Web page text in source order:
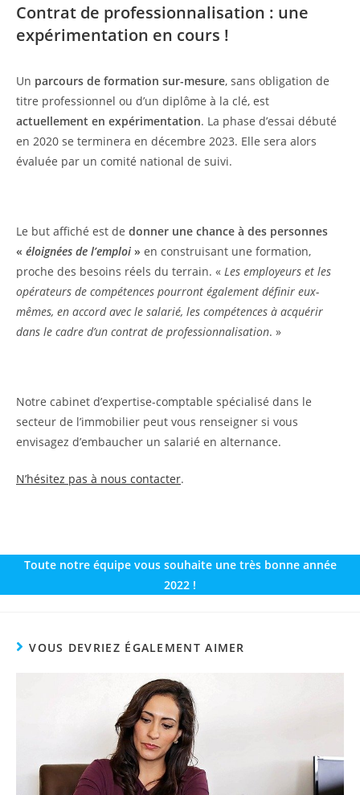
Contrat de professionnalisation : une
expérimentation en cours !
Un parcours de formation sur-mesure, sans obligation de
titre professionnel ou d’un diplôme à la clé, est
actuellement en expérimentation. La phase d’essai débuté
en 2020 se terminera en décembre 2023. Elle sera alors
évaluée par un comité national de suivi.
Le but affiché est de donner une chance à des personnes
« éloignées de l’emploi » en construisant une formation,
proche des besoins réels du terrain. « Les employeurs et les
opérateurs de compétences pourront également définir eux-
mêmes, en accord avec le salarié, les compétences à acquérir
dans le cadre d’un contrat de professionnalisation. »
Notre cabinet d’expertise-comptable spécialisé dans le
secteur de l’immobilier peut vous renseigner si vous
envisagez d’embaucher un salarié en alternance.
N’hésitez pas à nous contacter.
Toute notre équipe vous souhaite une très bonne année
2022 !
VOUS DEVRIEZ ÉGALEMENT AIMER